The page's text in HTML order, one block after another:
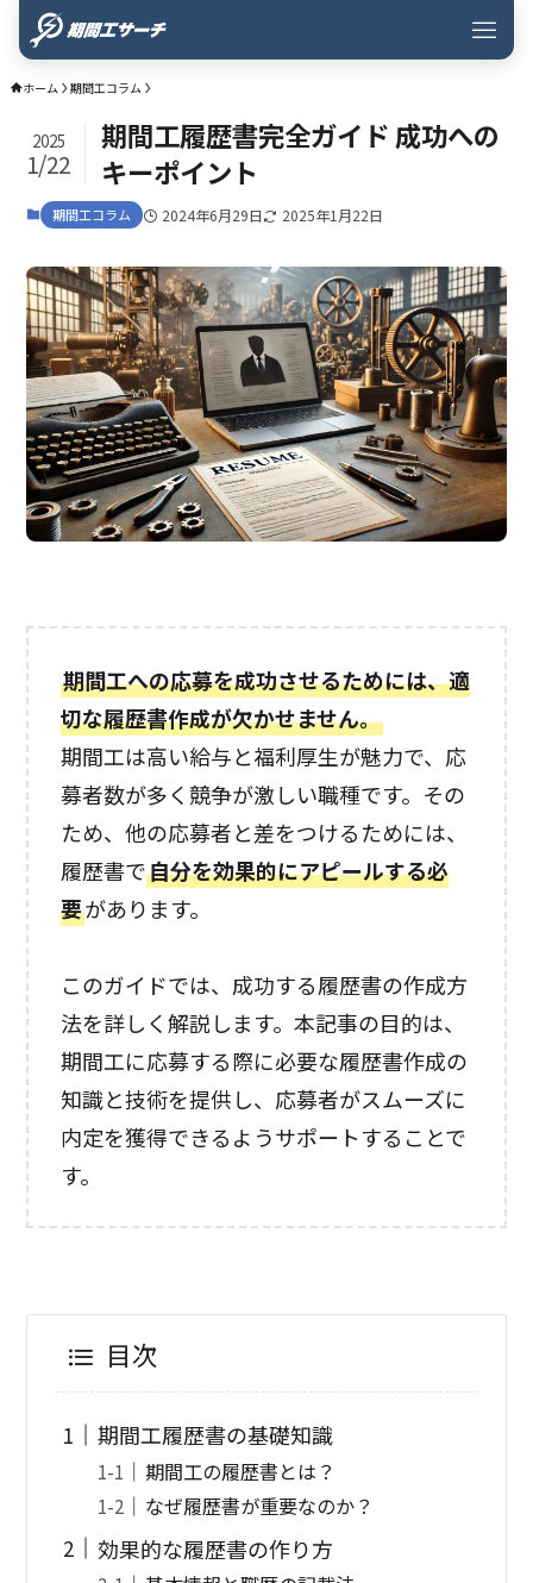
ホーム 期間工コラム
期間工履歴書完全ガイド 成功への
キーポイント
2025
1/22
期間工コラム 2024年6月29日 2025年1月22日
期間工への応募を成功させるためには、適
切な履歴書作成が欠かせません。
期間工は高い給与と福利厚生が魅力で、応
募者数が多く競争が激しい職種です。その
ため、他の応募者と差をつけるためには、
履歴書で自分を効果的にアピールする必
要があります。
このガイドでは、成功する履歴書の作成方
法を詳しく解説します。本記事の目的は、
期間工に応募する際に必要な履歴書作成の
知識と技術を提供し、応募者がスムーズに
内定を獲得できるようサポートすることで
す。
目次
期間工履歴書の基礎知識
期間工の履歴書とは？
なぜ履歴書が重要なのか？
効果的な履歴書の作り方